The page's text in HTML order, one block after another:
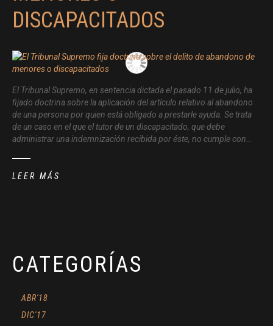
DISCAPACITADOS
El Tribunal Supremo, en sentencia dictada el pasado 11 de julio, ha
fijado doctrina sobre la aplicación del artículo relativo al abandono
de una persona por quien está obligado a prestarle ayuda. Se trata
de un caso en el que el tutor de un discapacitado, que debe
administrar una indemnización recibida por éste, no cumple con…
LEER MÁS
CATEGORÍAS
ABR'18
DIC'17